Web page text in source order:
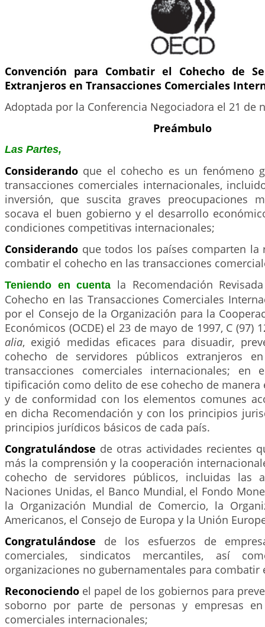
Convención para Combatir el Cohecho de
Extranjeros en Transacciones Comerciales
Adoptada por la Conferencia Negociadora el 21 de
Preámbulo
Las Partes,
Considerando que el cohecho es un fenómeno
transacciones comerciales internacionales,
inversión, que suscita graves preocupaciones
socava el buen gobierno y el desarrollo
condiciones competitivas internacionales;
Considerando que todos los países comparten la
combatir el cohecho en las transacciones
Teniendo en cuenta la Recomendación
Cohecho en las Transacciones Comerciales
por el Consejo de la Organización para la
Económicos (OCDE) el 23 de mayo de 1997, C (97)
alia, exigió medidas eficaces para disuadir,
cohecho de servidores públicos extranjeros
transacciones comerciales internacionales; en
tipificación como delito de ese cohecho de manera
y de conformidad con los elementos comunes
en dicha Recomendación y con los principios
principios jurídicos básicos de cada país.
Congratulándose de otras actividades recientes
más la comprensión y la cooperación
cohecho de servidores públicos, incluidas las
Naciones Unidas, el Banco Mundial, el Fondo
la Organización Mundial de Comercio, la
Americanos, el Consejo de Europa y la Unión
Congratulándose de los esfuerzos de
comerciales, sindicatos mercantiles, así
organizaciones no gubernamentales para combatir
Reconociendo el papel de los gobiernos para
soborno por parte de personas y empresas en
comerciales internacionales;